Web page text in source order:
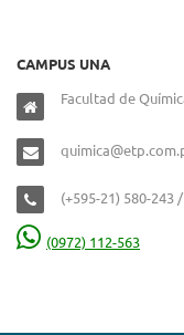
CAMPUS UNA
Facultad de
(+595-21) 580-243 /
(0972) 112-563